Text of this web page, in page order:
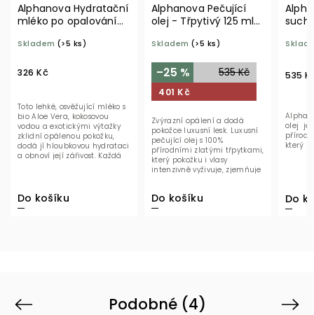
Alphanova Hydratační
mléko po opalování
Skladem (>5 ks)
326 Kč
Do košíku
Toto lehké, osvěžující mléko s
bio Aloe Vera, kokosovou
vodou a exotickými výtažky
zklidní opálenou pokožku,
dodá jí hloubkovou hydrataci
a obnoví její zářivost. Každá
Alphanova Pečující
olej - Třpytivý 125 ml
Skladem (>5 ks)
535 Kč
–25 %
401 Kč
Do košíku
Zvýrazní opálení a dodá
pokožce luxusní lesk. Luxusní
pečující olej s 100%
přírodními zlatými třpytkami,
který pokožku i vlasy
intenzivně vyživuje, zjemňuje
535
Do
olej je
který
Podobné (4)
Previous Next